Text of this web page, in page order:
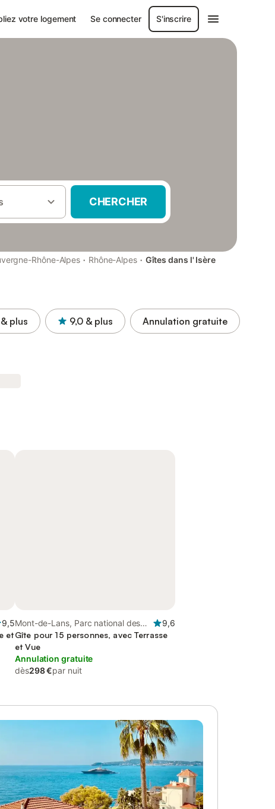
votre logement Se connecter S'inscrire
CHERCHER
Rhône-Alpes · Rhône-Alpes · Gîtes dans l' Isère
& plus 9,0 & plus Annulation gratuite
9,5
et
Mont-de-Lans, Parc national des
Écrins
9,6
Gîte pour 15 personnes, avec Terrasse
et Vue
Annulation gratuite
dès298 €par nuit